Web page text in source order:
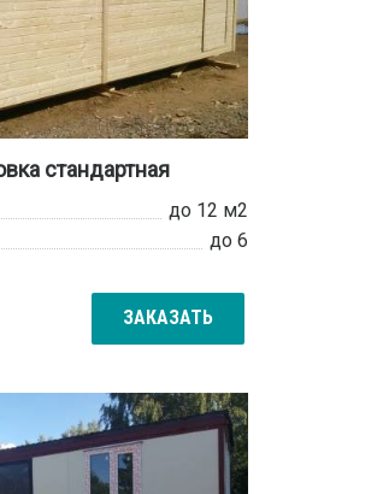
стандартная
до 12 м2
до 6
ЗАКАЗАТЬ